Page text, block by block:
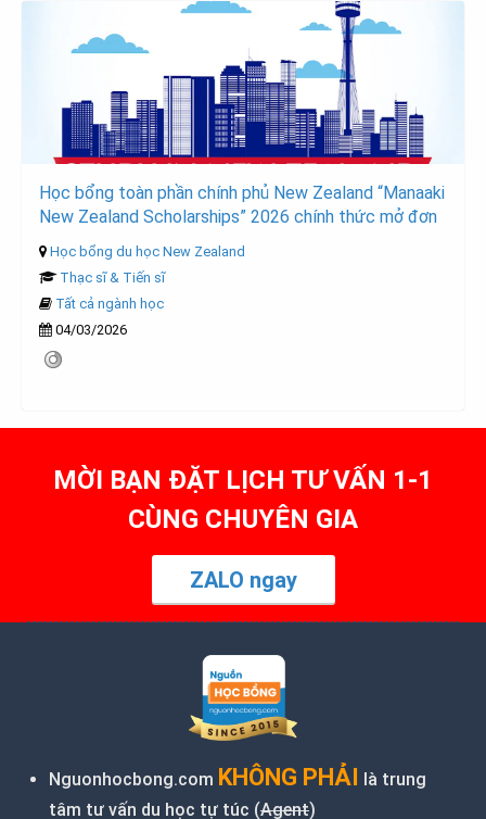
Học bổng toàn phần chính phủ New Zealand “Manaaki
New Zealand Scholarships” 2026 chính thức mở đơn
Học bổng du học New Zealand
Thạc sĩ & Tiến sĩ
Tất cả ngành học
04/03/2026
MỜI BẠN ĐẶT LỊCH TƯ VẤN 1-1
CÙNG CHUYÊN GIA
ZALO ngay
Nguonhocbong.com KHÔNG PHẢI là trung
tâm tư vấn du học tự túc (Agent)